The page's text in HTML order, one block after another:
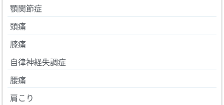
顎関節症
頭痛
膝痛
自律神経失調症
腰痛
肩こり